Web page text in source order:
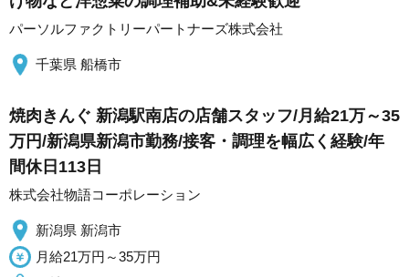
パーソルファクトリーパートナーズ株式会社
千葉県 船橋市
焼肉きんぐ 新潟駅南店の店舗スタッフ/月給21万～35
万円/新潟県新潟市勤務/接客・調理を幅広く経験/年
間休日113日
株式会社物語コーポレーション
新潟県 新潟市
月給21万円～35万円